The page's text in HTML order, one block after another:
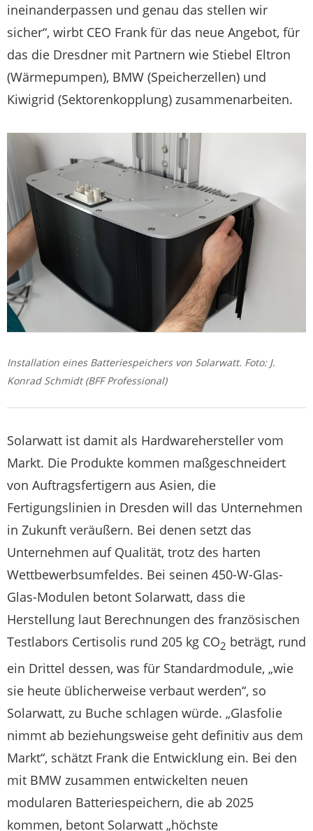
ineinanderpassen und genau das stellen wir
sicher“, wirbt CEO Frank für das neue Angebot, für
das die Dresdner mit Partnern wie Stiebel Eltron
(Wärmepumpen), BMW (Speicherzellen) und
Kiwigrid (Sektorenkopplung) zusammenarbeiten.
Installation eines Batteriespeichers von Solarwatt. Foto: J.
Konrad Schmidt (BFF Professional)
Solarwatt ist damit als Hardwarehersteller vom
Markt. Die Produkte kommen maßgeschneidert
von Auftragsfertigern aus Asien, die
Fertigungslinien in Dresden will das Unternehmen
in Zukunft veräußern. Bei denen setzt das
Unternehmen auf Qualität, trotz des harten
Wettbewerbsumfeldes. Bei seinen 450-W-Glas-
Glas-Modulen betont Solarwatt, dass die
Herstellung laut Berechnungen des französischen
Testlabors Certisolis rund 205 kg CO2 beträgt, rund
ein Drittel dessen, was für Standardmodule, „wie
sie heute üblicherweise verbaut werden“, so
Solarwatt, zu Buche schlagen würde. „Glasfolie
nimmt ab beziehungsweise geht definitiv aus dem
Markt“, schätzt Frank die Entwicklung ein. Bei den
mit BMW zusammen entwickelten neuen
modularen Batteriespeichern, die ab 2025
kommen, betont Solarwatt „höchste